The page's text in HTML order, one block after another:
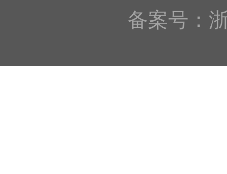
备案号：